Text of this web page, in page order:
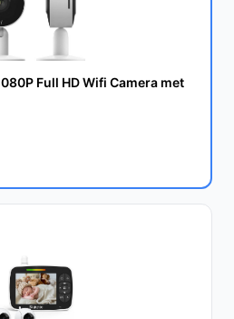
meerdere kamers kunt
mee?
om lang mee te gaan
van 2 jaar, wat betekent dat je
van het product.
grotere woningen, zodat je
zelfs als je verder weg bent.
Full HD Wifi Camera met